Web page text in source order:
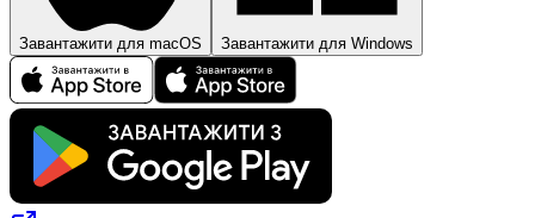
Завантажити для macOS Завантажити для Windows